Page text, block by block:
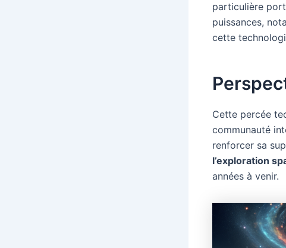
particulière
puissances,
cette
Cette percée
communauté
renforcer sa
l’exploration
années à venir.